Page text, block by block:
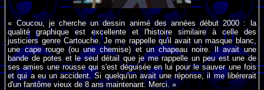
« Coucou, je cherche un dessin animé des années début 2000 : la
qualité graphique est excellente et l'histoire similaire à celle des
justiciers genre Cartouche. Je me rappelle qu'il avait un masque blanc,
une cape rouge (ou une chemise) et un chapeau noire. Il avait une
bande de potes et le seul détail que je me rappelle un peu est une de
ses amies une rousse qui s'est déguisée en lui pour le sauver une fois
et qui a eu un accident. Si quelqu'un avait une réponse, il me libérerait
d'un fantôme vieux de 8 ans maintenant. Merci. »